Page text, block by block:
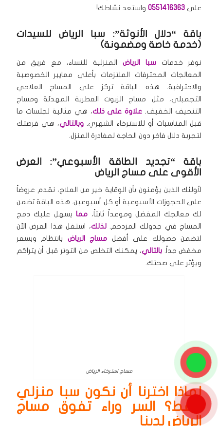
على 0551416363واستعد نشاطك!
باقة “دلال الأنوثة”: سبا الرياض للسيدات
(خدمة خاصة ومضمونة)
نوفر خدماتسبا الرياض المنزلية للنساء، مع فريق من
المعالجات المحترفات الملتزمات بأعلى معايير الخصوصية
والاحترافية. هذه الباقة تركز على المساج العلاجي
التجميلي، مثل مساج الزيوت العطرية المهدئة ومساج
التنحيف الخفيف. علاوة على ذلك، هي مثالية لجلسات ما
قبل المناسبات أو للاسترخاء الشهري.وبالتالي، هي فرصتك
لتجربة دلال فاخر دون الحاجة لمغادرة المنزل.
باقة “تجديد الطاقة الأسبوعي”: العرض
الأقوى على مساج الرياض
لأولئك الذين يؤمنون بأن الوقاية خير من العلاج، نقدم عروضاً
على الحجوزات الأسبوعية أو كل أسبوعين. هذه الباقة تضمن
لك معالجك المفضل وموعداً ثابتاً، ممايسهل عليك دمج
المساج في جدولك المزدحم.لذلك، استغل هذا العرض الآن
لتضمن حصولك على أفضل مساج الرياض بانتظام وبسعر
مخفض جداً.بالتالي، يمكنك التخلص من التوتر قبل أن يتراكم
ويؤثر على صحتك.
مساج استرخاء الرياض
لماذا اخترنا أن نكون سبا منزلي
فقط؟ السر وراء تفوق مساج
الرياض لدينا